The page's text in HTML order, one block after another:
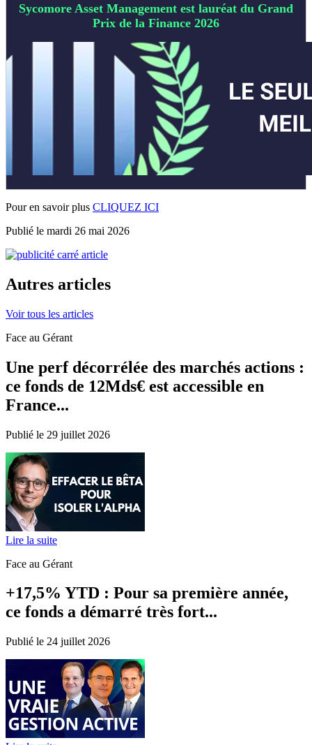
Sycomore Asset Management est lauréat du Grand
Prix de la Finance 2026
Pour en savoir plus CLIQUEZ ICI
Publié le mardi 26 mai 2026
Autres articles
Voir tous les articles
Face au Gérant
Une perf décorrélée des marchés actions :
ce fonds de 12Mds€ est accessible en
France...
Publié le 29 juillet 2026
Lire la suite
Face au Gérant
+17,5% YTD : Pour sa première année,
ce fonds a démarré très fort...
Publié le 24 juillet 2026